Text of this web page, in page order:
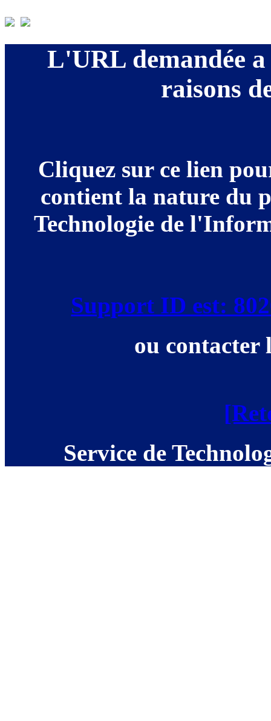
L'URL demandée a
raisons
Cliquez sur ce lien
contient la nature du
Technologie de
Support ID est:
ou contacter
Service de